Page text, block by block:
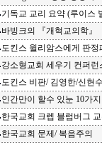
기독교 교리 요약 (루이스
바빙크의 『개혁교의학』
도킨스 윌리암스에게 판정
강소형교회 세우기 컨퍼
도킨스 비판/ 김영한/신현
인간만이 할수 있눈 10가지
한국교회 크렙 블럼버그
한국교회 문제/ 복음주의